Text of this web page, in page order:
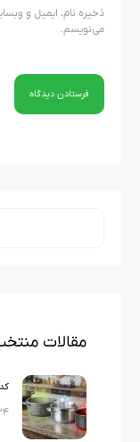
ذخیره نام، ایمیل و
می‌نویسم.
مقالات